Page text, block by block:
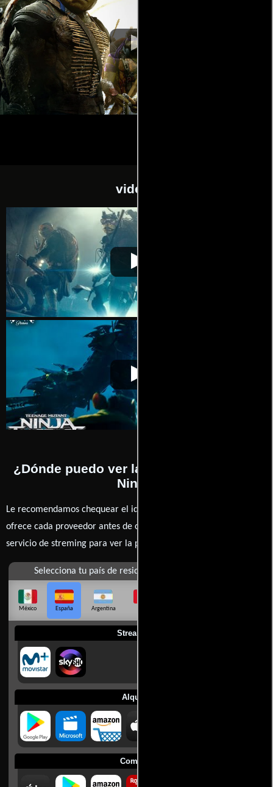
videos
Tortugas NinjaVideo de la película Tortugas Ninja
Tortugas NinjaVideo de la película Tortugas Ninja
¿Dónde puedo ver la películas Tortugas
Ninja?
Le recomendamos chequear el idioma, doblaje o subtítulos que
ofrece cada proveedor antes de comprar, alquilar o contratar un
servicio de streming para ver la películas.
Selecciona tu país de residencia
México España Argentina
Streaming
Alquilar
Comprar